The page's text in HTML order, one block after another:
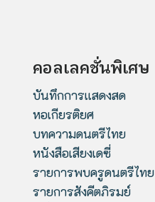
คอลเลคชั่นพิเศษ
บันทึกการแสดงสด
หอเกียรติยศ
บทความดนตรีไทย
หนังสือเสียงเดซี่
รายการพบครูดนตรีไทย
รายการสังคีตภิรมย์